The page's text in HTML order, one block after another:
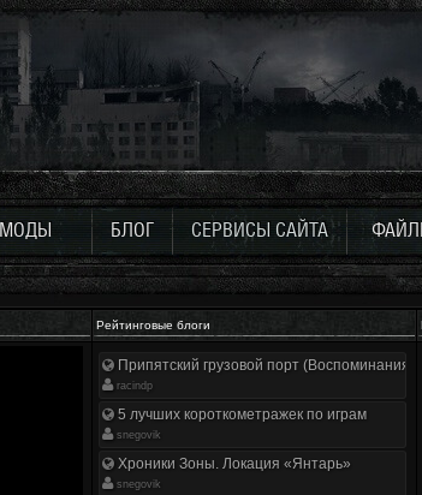
МОДЫ БЛОГ СЕРВИСЫ САЙТА
Рейтинговые блоги
Припятский грузовой порт (Воспоминания
racindp
5 лучших короткометражек по играм
snegovik
Хроники Зоны. Локация «Янтарь»
snegovik